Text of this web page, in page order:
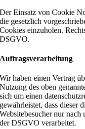
Der Einsatz von Cookie
die gesetzlich
Cookies einzuholen.
DSGVO.
Auftragsverarbeitung
Wir haben einen Vertrag
Nutzung des oben
sich um einen
gewährleistet, dass dieser
Websitebesucher nur
der DSGVO verarbeitet.